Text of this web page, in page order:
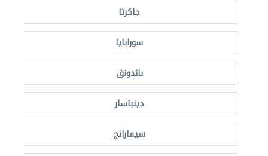
جاكرتا
سورابايا
باندونق
دينباسار
سيمارانج